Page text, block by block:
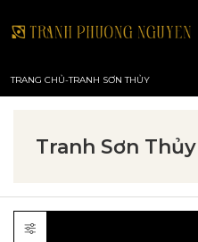
TRANH PHONG CẢNH
TRANG CHỦ-TRANH SƠN THỦY
Tranh Sơn Thủy